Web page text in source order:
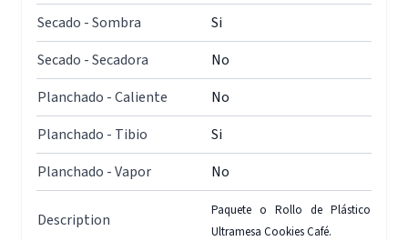
Secado - Sombra
Si
Secado - Secadora
No
Planchado - Caliente
No
Planchado - Tibio
Si
Planchado - Vapor
No
Description
Paquete o Rollo de Plástico
Ultramesa Cookies Café.